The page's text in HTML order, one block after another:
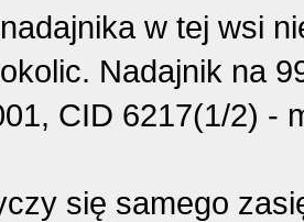
w tej wsi
Nadajnik na
CID 6217(1/2) -
się samego